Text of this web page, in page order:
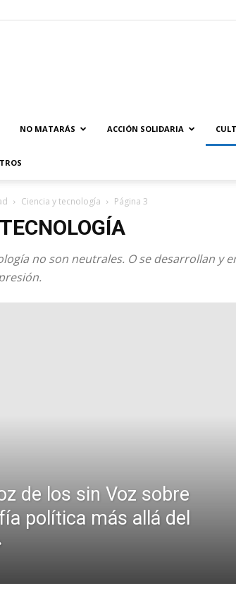
NO MATARÁS ACCIÓN SOLIDARIA
Ciencia y tecnología Página 3
no son neutrales. O se desarrollan
de los sin Voz sobre
política más allá del